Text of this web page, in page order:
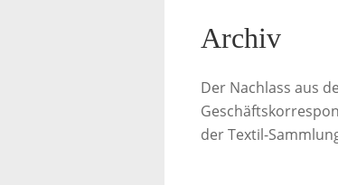
Archiv
Der Nachlass aus
der Textil-